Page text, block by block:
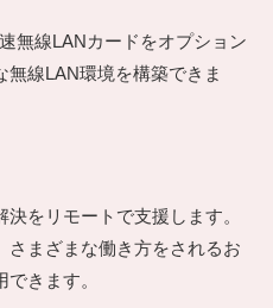
無線LANカードをオプション
線LAN環境を構築できま
をリモートで支援します。
さまざまな働き方をされるお
きます。